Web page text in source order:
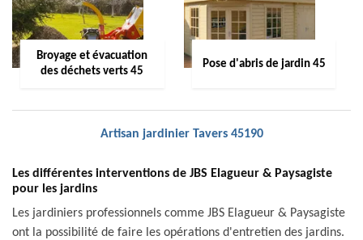
Broyage et évacuation
des déchets verts 45
Pose d'abris de jardin 45
Artisan jardinier Tavers 45190
Les différentes interventions de JBS Elagueur & Paysagiste
pour les jardins
Les jardiniers professionnels comme JBS Elagueur & Paysagiste
ont la possibilité de faire les opérations d'entretien des jardins.